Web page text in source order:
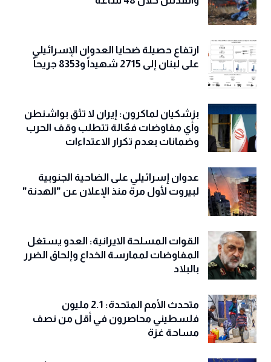
ارتفاع حصيلة ضحايا العدوان الإسرائيلي
على لبنان إلى 2715 شهيداً و8353 جريحاً
بزشكيان لماكرون: إيران لا تثق بواشنطن
وأي مفاوضات فعّالة تتطلب وقف الحرب
وضمانات بعدم تكرار الاعتداءات
عدوان إسرائيلي على الضاحية الجنوبية
لبيروت لأول مرة منذ الإعلان عن "الهدنة"
القوات المسلحة الايرانية: العدو يستغل
المفاوضات لممارسة الخداع وإلحاق الضرر
بالبلاد
متحدث الأمم المتحدة: 2.1 مليون
فلسطيني محاصرون في أقل من نصف
مساحة غزة